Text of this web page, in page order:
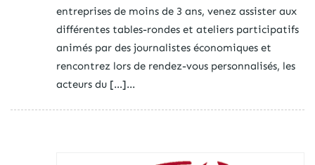
entreprises de moins de 3 ans, venez assister aux
différentes tables-rondes et ateliers participatifs
animés par des journalistes économiques et
rencontrez lors de rendez-vous personnalisés, les
acteurs du […]...